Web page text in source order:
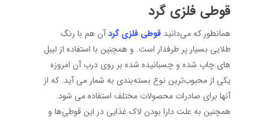
قوطی فلزی گرد
همانطور که می‌دانید قوطی فلزی گردآن هم با رنگ
طلایی بسیار پر طرفدار است. و همچنین با استفاده از لیبل
های چاپ شده و چسبانیده شده بر روی درب آن امروزه
یکی از محبوب‌ترین نوع بسته‌بندی به شمار می آید. که از
آنها برای صادرات محصولات مختلف استفاده می شود.
همچنین به علت دارا بودن لاک غذایی در این قوطی‌ها و